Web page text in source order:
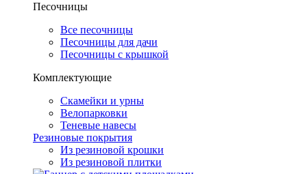
Песочницы
Все песочницы
Песочницы для дачи
Песочницы с крышкой
Комплектующие
Скамейки и урны
Велопарковки
Теневые навесы
Резиновые покрытия
Из резиновой крошки
Из резиновой плитки